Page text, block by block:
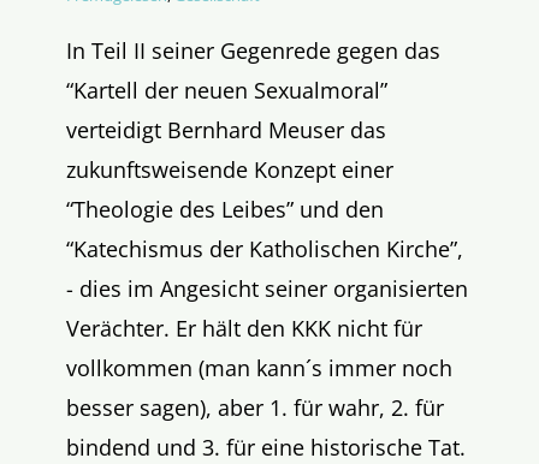
In Teil II seiner Gegenrede gegen das
“Kartell der neuen Sexualmoral”
verteidigt Bernhard Meuser das
zukunftsweisende Konzept einer
“Theologie des Leibes” und den
“Katechismus der Katholischen Kirche”,
- dies im Angesicht seiner organisierten
Verächter. Er hält den KKK nicht für
vollkommen (man kann´s immer noch
besser sagen), aber 1. für wahr, 2. für
bindend und 3. für eine historische Tat.